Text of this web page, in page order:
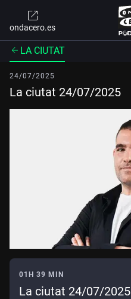
ondacero.es
LA CIUTAT
24/07/2025
La ciutat 24/07/2025
01H 39 MIN
La ciutat 24/07/2025